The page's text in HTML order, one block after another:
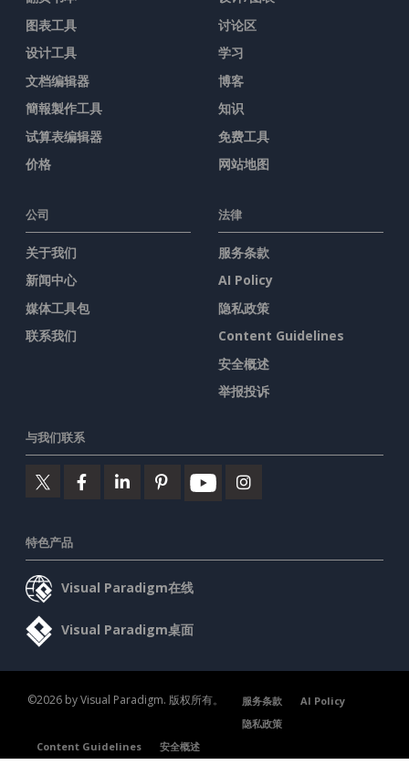
图表工具
设计工具
文档编辑器
簡報製作工具
试算表编辑器
价格
讨论区
学习
博客
知识
免费工具
网站地图
公司
关于我们
新闻中心
媒体工具包
联系我们
法律
服务条款
AI Policy
隐私政策
Content Guidelines
安全概述
举报投诉
与我们联系
特色产品
Visual Paradigm在线
Visual Paradigm桌面
©2026 by Visual Paradigm. 版权所有。 服务条款
AI Policy
隐私政策
Content Guidelines
安全概述